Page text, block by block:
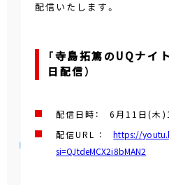
配信いたします。
「寺島拓篤のUQナイ
日配信）
配信日時： 6月11日(木
配信URL ：https://
si=QJtdeMCX2i8bMAN2